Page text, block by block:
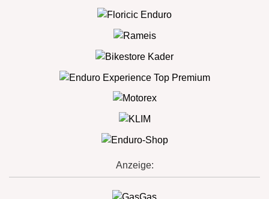
Anzeige: